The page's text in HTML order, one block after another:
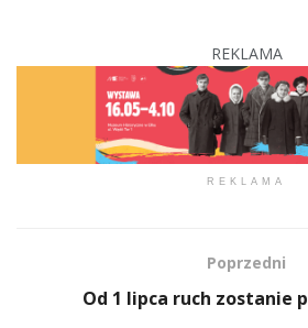
REKLAMA
REKLAMA
Poprzedni
Od 1 lipca ruch zostanie